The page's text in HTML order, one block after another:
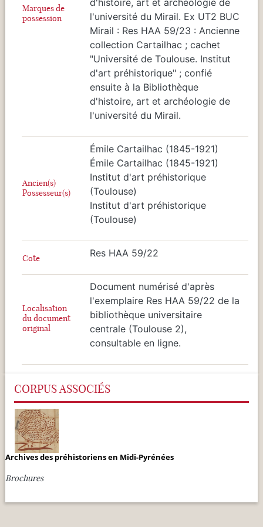
Marques de
possession
l'université du Mirail. Ex UT2 BUC
Mirail : Res HAA 59/23 : Ancienne
collection Cartailhac ; cachet
"Université de Toulouse. Institut
d'art préhistorique" ; confié
ensuite à la Bibliothèque
d'histoire, art et archéologie de
l'université du Mirail.
Ancien(s)
Possesseur(s)
Émile Cartailhac (1845-1921)
Émile Cartailhac (1845-1921)
Institut d'art préhistorique
(Toulouse)
Institut d'art préhistorique
(Toulouse)
Cote Res HAA 59/22
Localisation
du document
original
Document numérisé d'après
l'exemplaire Res HAA 59/22 de la
bibliothèque universitaire
centrale (Toulouse 2),
consultable en ligne.
CORPUS ASSOCIÉS
Archives des préhistoriens en Midi-Pyrénées
Brochures